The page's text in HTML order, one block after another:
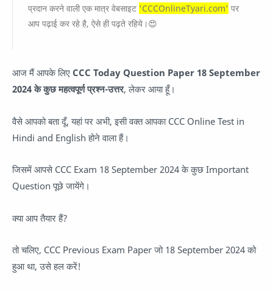
प्रदान करने वाली एक मात्र वेबसाइट 'CCCOnlineTyari.com' पर
आप पढ़ाई कर रहे है, ऐसे ही पढ़ते रहिये।😍
आज मैं आपके लिए CCC Today Question Paper 18 September
2024 के कुछ महत्वपूर्ण प्रश्न-उत्तर, लेकर आया हूँ।
वैसे आपको बता दूँ, यहां पर अभी, इसी वक्त आपका CCC Online Test in
Hindi and English होने वाला हैं।
जिसमें आपसे CCC Exam 18 September 2024 के कुछ Important
Question पूछे जायेंगे।
क्या आप तैयार हैं?
तो चलिए, CCC Previous Exam Paper जो 18 September 2024 को
हुआ था, उसे हल करें!